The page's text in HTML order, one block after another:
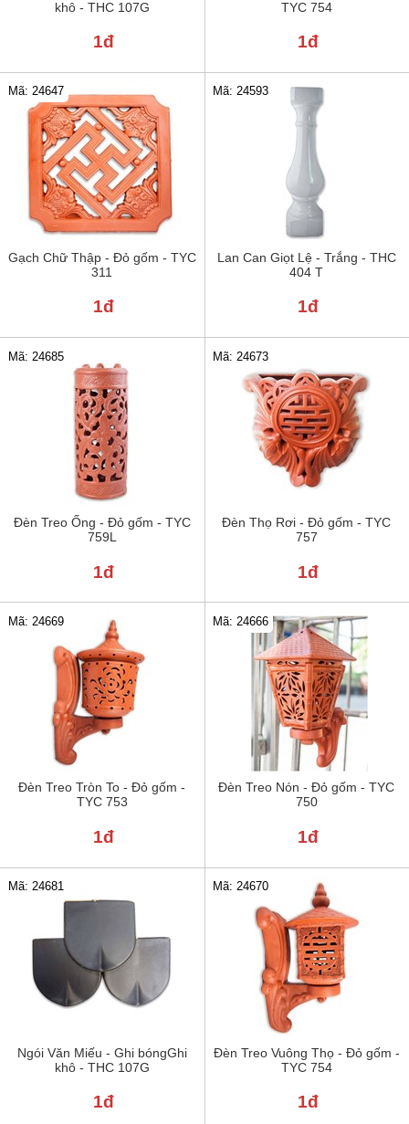
khô - THC 107G
1đ
TYC 754
1đ
Gạch Chữ Thập - Đỏ gốm - TYC
311
Mã: 24647
1đ
Lan Can Giọt Lệ - Trắng - THC
404 T
Mã: 24593
1đ
Đèn Treo Ống - Đỏ gốm - TYC
759L
Mã: 24685
1đ
Đèn Thọ Rơi - Đỏ gốm - TYC
757
Mã: 24673
1đ
Đèn Treo Tròn To - Đỏ gốm -
TYC 753
Mã: 24669
1đ
Đèn Treo Nón - Đỏ gốm - TYC
750
Mã: 24666
1đ
Ngói Văn Miếu - Ghi bóngGhi
khô - THC 107G
Mã: 24681
1đ
Đèn Treo Vuông Thọ - Đỏ gốm -
TYC 754
Mã: 24670
1đ